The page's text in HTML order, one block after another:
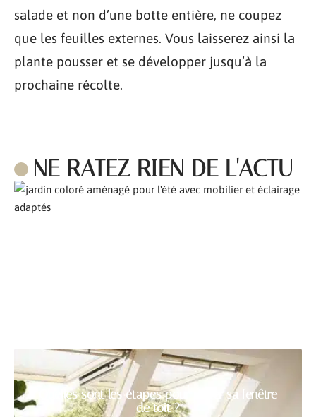
salade et non d’une botte entière, ne coupez
que les feuilles externes. Vous laisserez ainsi la
plante pousser et se développer jusqu’à la
prochaine récolte.
NE RATEZ RIEN DE L'ACTU
Quelles sont les étapes pour poser sa fenêtre
de toit ?